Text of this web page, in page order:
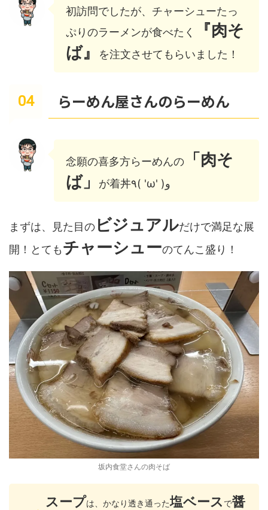
初訪問でしたが、チャーシューたっ
ぷりのラーメンが食べたく
『肉そ
ば』
を注文させてもらいました！
らーめん屋さんのらーめん
念願の喜多方らーめんの
「肉そ
ば」
が着丼٩( 'ω' )و
まずは、見た目の ビジュアルだけで満足な展
開！とてもチャーシューのてんこ盛り！
坂内食堂さんの肉そば
スープは、かなり透き通った塩ベース で醤